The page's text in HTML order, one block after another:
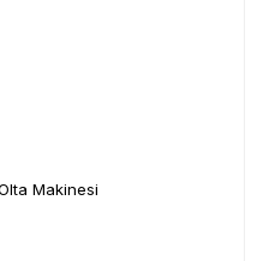
Makinesi